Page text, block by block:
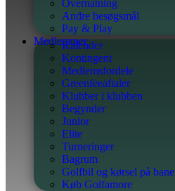
Overnatning
Andre besøgsmål
Pay & Play
Medlemmer
Kalender
Kontingent
Medlemsfordele
Greenfeeaftaler
Klubber i klubben
Begynder
Junior
Elite
Turneringer
Bagrum
Golfbil og kørsel på bane
Køb Golfamore